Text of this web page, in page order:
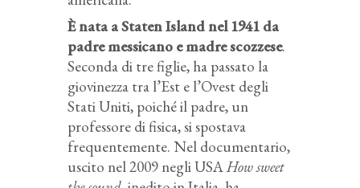
È nata a Staten Island nel 1941 da
padre messicano e madre scozzese.
Seconda di tre figlie, ha passato la
giovinezza tra l’Est e l’Ovest degli
Stati Uniti, poiché il padre, un
professore di fisica, si spostava
frequentemente. Nel documentario,
uscito nel 2009 negli USAHow sweet